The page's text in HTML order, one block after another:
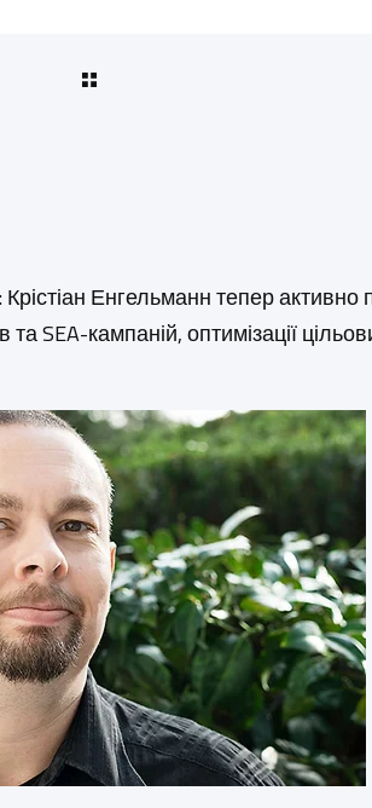
Енгельманн тепер активно
та SEA-кампаній, оптимізації